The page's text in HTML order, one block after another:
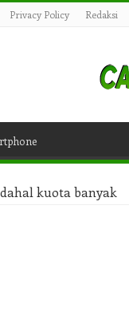
Privacy Policy Redaksi
kuota banyak